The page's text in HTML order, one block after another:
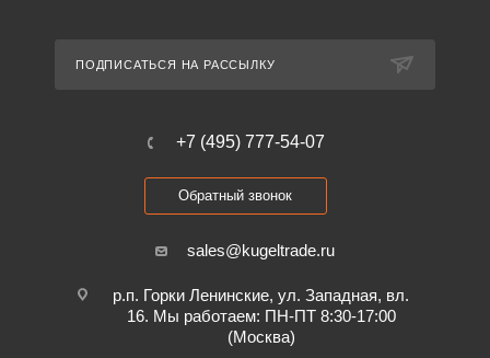
ПОДПИСАТЬСЯ НА РАССЫЛКУ
+7 (495) 777-54-07
Обратный звонок
sales@kugeltrade.ru
р.п. Горки Ленинские, ул. Западная, вл.
16. Мы работаем: ПН-ПТ 8:30-17:00
(Москва)